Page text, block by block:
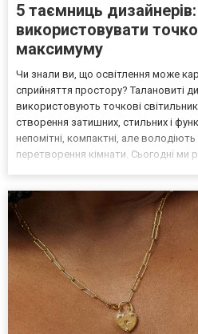
5 таємниць
використовувати
максимуму
Чи знали ви, що освітлення може
сприйняття простору? Талановиті
використовують точкові
створення затишних, стильних і
непомітні, компактні, але
перетворення кімнати. Сьогодні ми
вимагають д...